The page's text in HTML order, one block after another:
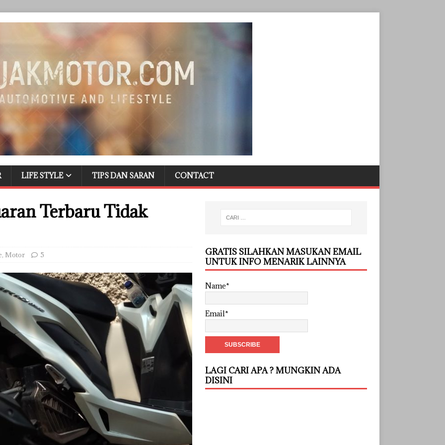
LIFE STYLE TIPS DAN SARAN CONTACT
Terbaru Tidak
, Motor 5
GRATIS SILAHKAN MASUKAN EMAIL
UNTUK INFO MENARIK LAINNYA
Name*
Email*
LAGI CARI APA ? MUNGKIN ADA
DISINI